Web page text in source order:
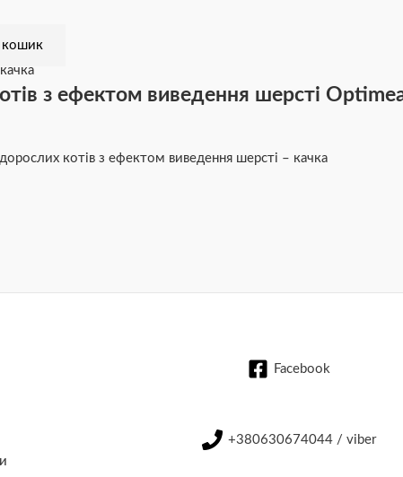
кошик
з ефектом виведення шерсті
котів з ефектом виведення шерсті – качка
Facebook
+380630674044 / viber